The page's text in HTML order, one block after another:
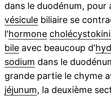
dans le duodénum, pour
vésiculebiliaire se
l'hormone
bileavec beaucoup d'
sodium dans le
grande partie le chyme
jéjunum, la deuxième